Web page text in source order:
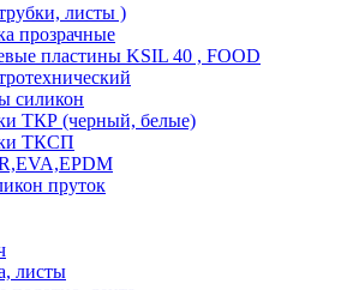
листы )
прозрачные
пластины KSIL 40 , FOOD
силикон
ТКР (черный, белые)
ТКСП
пруток
листы